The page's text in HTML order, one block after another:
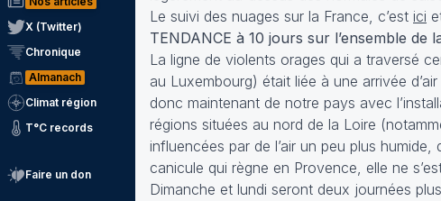
X (Twitter)
Chronique
Almanach
Climat région
T°C records
Faire un don
Le suivi des nuages sur la France, c’est ici
TENDANCE à 10 jours sur l’ensemble de
La ligne de violents orages qui a traversé
au Luxembourg) était liée à une arrivée
donc maintenant de notre pays avec
régions situées au nord de la Loire
influencées par de l’air un peu plus humide,
canicule qui règne en Provence, elle ne
Dimanche et lundi seront deux journées